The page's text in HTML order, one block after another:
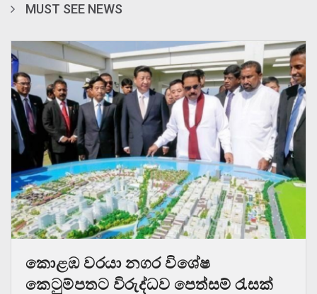
MUST SEE NEWS
කොළඹ වරයා නගර විශේෂ
කෙටුම්පතට විරුද්ධව පෙත්සම් රැසක්